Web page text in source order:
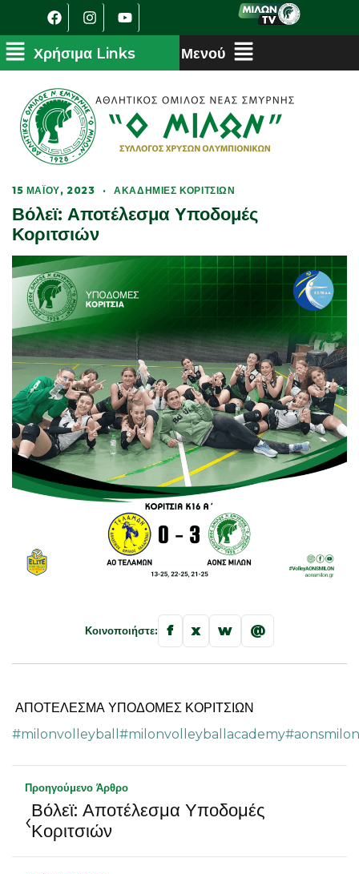
15 ΜΑΪ́ΟΥ, 2023 · ΑΚΑΔΗΜΊΕΣ ΚΟΡΙΤΣΙΏΝ
Βόλεϊ: Αποτέλεσμα Υποδομές
Κοριτσιών
Κοινοποιήστε: f x w @
ΑΠΟΤΕΛΕΣΜΑ ΥΠΟΔΟΜΕΣ ΚΟΡΙΤΣΙΩΝ
#milonvolleyball #milonvolleyballacademy#aonsmilon
Προηγούμενο Άρθρο
‹Βόλεϊ: Αποτέλεσμα Υποδομές
Κοριτσιών